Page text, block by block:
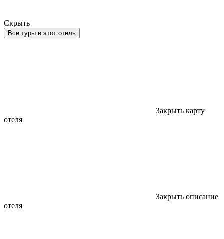
Скрыть
Все туры в этот отель
Закрыть карту
отеля
Закрыть описание
отеля